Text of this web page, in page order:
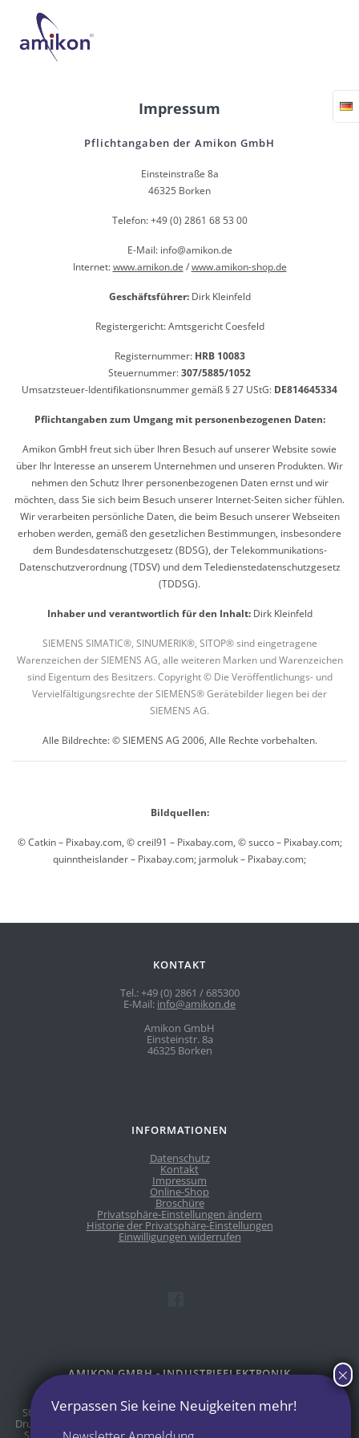
Impressum
Pflichtangaben der Amikon GmbH
Einsteinstraße 8a
46325 Borken
Telefon: +49 (0) 2861 68 53 00
E-Mail: info@amikon.de
Internet:www.amikon.de /www.amikon-shop.de
Geschäftsführer:Dirk Kleinfeld
Registergericht: Amtsgericht Coesfeld
Registernummer:HRB 10083
Steuernummer:307/5885/1052
Umsatzsteuer-Identifikationsnummer gemäß § 27 UStG: DE814645334
Pflichtangaben zum Umgang mit personenbezogenen Daten:
Amikon GmbH freut sich über Ihren Besuch auf unserer Website sowie
über Ihr Interesse an unserem Unternehmen und unseren Produkten. Wir
nehmen den Schutz Ihrer personenbezogenen Daten ernst und wir
möchten, dass Sie sich beim Besuch unserer Internet-Seiten sicher fühlen.
Wir verarbeiten persönliche Daten, die beim Besuch unserer Webseiten
erhoben werden, gemäß den gesetzlichen Bestimmungen, insbesondere
dem Bundesdatenschutzgesetz (BDSG), der Telekommunikations-
Datenschutzverordnung (TDSV) und dem Teledienstedatenschutzgesetz
(TDDSG).
Inhaber und verantwortlich für den Inhalt:Dirk Kleinfeld
SIEMENS SIMATIC®, SINUMERIK®, SITOP® sind eingetragene
Warenzeichen der SIEMENS AG, alle weiteren Marken und Warenzeichen
sind Eigentum des Besitzers. Copyright © Die Veröffentlichungs- und
Vervielfältigungsrechte der SIEMENS® Gerätebilder liegen bei der
SIEMENS AG.
Alle Bildrechte: © SIEMENS AG 2006, Alle Rechte vorbehalten.
Bildquellen:
© Catkin – Pixabay.com, © creil91 – Pixabay.com, © succo – Pixabay.com;
quinntheislander – Pixabay.com; jarmoluk – Pixabay.com;
AMIKON GMBH - INDUSTRIEELEKTRONIK
Spezialisiert auf die Bereiche der Industrieautomation,
Steuerungstechnik, Roboter, Klimakammern bzw. Wärmeöfen. 3D-
Drucker unterschiedlicher Druckverfahren. Wir sind Ihr Partner, wenn
Sie bei einer Modernisierung Ihre Maschinen veräußern möchten.
KONTAKT
Tel.: +49 (0) 2861 / 685300
E-Mail: info@amikon.de
Amikon GmbH
Einsteinstr. 8a
46325 Borken
INFORMATIONEN
Datenschutz
Kontakt
Impressum
Online-Shop
Broschüre
Privatsphäre-Einstellungen ändern
Historie der Privatsphäre-Einstellungen
Einwilligungen widerrufen